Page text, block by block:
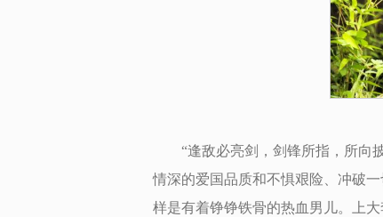
“逢敌必亮剑，剑锋所指，所向
情深的爱国品质和不惧艰险、冲破
样是有着铮铮铁骨的热血男儿。上